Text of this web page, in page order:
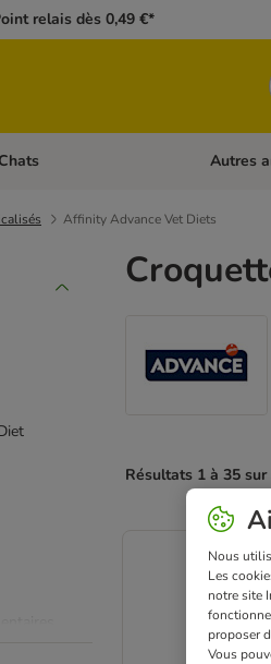
relais dès 0,49 €*
les catégories: Chiens
Chats Dérouler
Autres
Affinity Advance Vet Diets
Résultats 1 à 35 sur
Nous
Les
notre site
proposer
Vous